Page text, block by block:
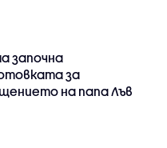
започна
за
на папа Лъв